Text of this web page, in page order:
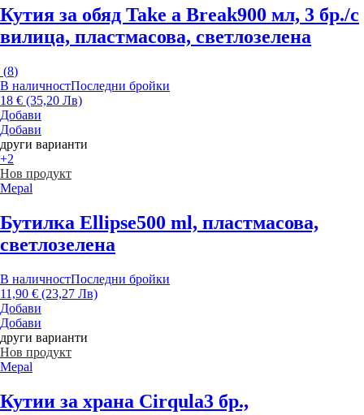
Кутия за обяд Take a Break900 мл, 3 бр./с
вилица, пластмасова, светлозелена
(8)
В наличностПоследни бройки
18 € (35,20 Лв)
Добави
Добави
други варианти
+2
Нов продукт
Mepal
Бутилка Ellipse500 ml, пластмасова,
светлозелена
В наличностПоследни бройки
11,90 € (23,27 Лв)
Добави
Добави
други варианти
Нов продукт
Mepal
Кутии за храна Cirqula3 бр.,